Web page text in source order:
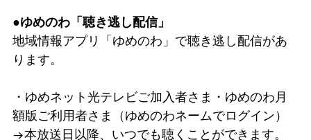
●ゆめのわ「聴き逃し配信」
地域情報アプリ「ゆめのわ」で聴き逃し配信があ
ります。
・ゆめネット光テレビご加入者さま・ゆめのわ月
額版ご利用者さま（ゆめのわネームでログイン）
→本放送日以降、いつでも聴くことができます。